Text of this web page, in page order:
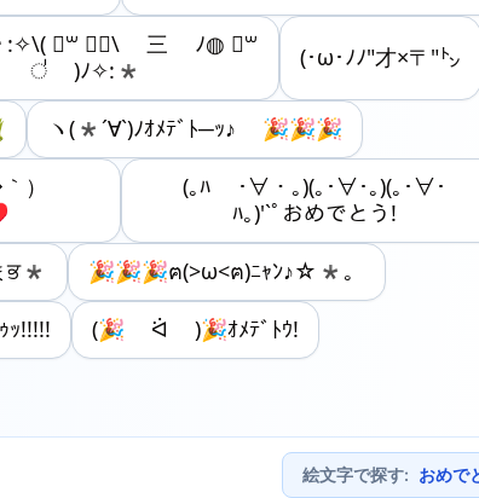
*:✧︎\( ॑꒳ ॑◍\ 三 ﾉ◍ ॑꒳
॑ )ﾉ✧︎:*
(･ω･ﾉﾉ"才×〒"㌧
ヽ(*´∀`)ﾉｵﾒﾃﾞﾄ─ｯ♪ 🎉🎉🎉
）
(｡ﾊ ･∀・｡)(｡･∀･｡)(｡･∀･
ﾊ｡)'`ﾟおめでとう!
ਭ* 🎉🎉🎉ฅ(>ω<ฅ)ﾆｬﾝ♪☆*。
ｯ!!!!! (🎉 ᐛ )🎉ｵﾒﾃﾞﾄｳ!
絵文字で探す: おめで